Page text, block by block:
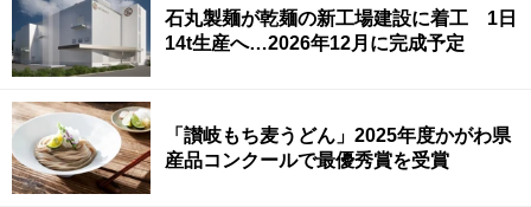
石丸製麺が乾麺の新工場建設に着工 1日
14t生産へ…2026年12月に完成予定
「讃岐もち麦うどん」2025年度かがわ県
産品コンクールで最優秀賞を受賞